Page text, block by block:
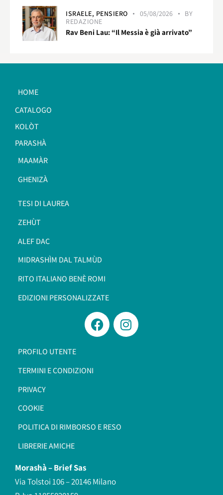
ISRAELE, PENSIERO 05/08/2026
BY
REDAZIONE
Rav Beni Lau: “Il Messia è già arrivato”
HOME
CATALOGO
KOLÒT
PARASHÀ
MAAMÀR
GHENIZÀ
TESI DI LAUREA
ZEHÙT
ALEF DAC
MIDRASHÌM DAL TALMÙD
RITO ITALIANO BENÈ ROMI​
EDIZIONI PERSONALIZZATE
PROFILO UTENTE
TERMINI E CONDIZIONI
PRIVACY
COOKIE
POLITICA DI RIMBORSO E RESO
LIBRERIE AMICHE
Morashà –Brief Sas
Via Tolstoi 106 – 20146 Milano